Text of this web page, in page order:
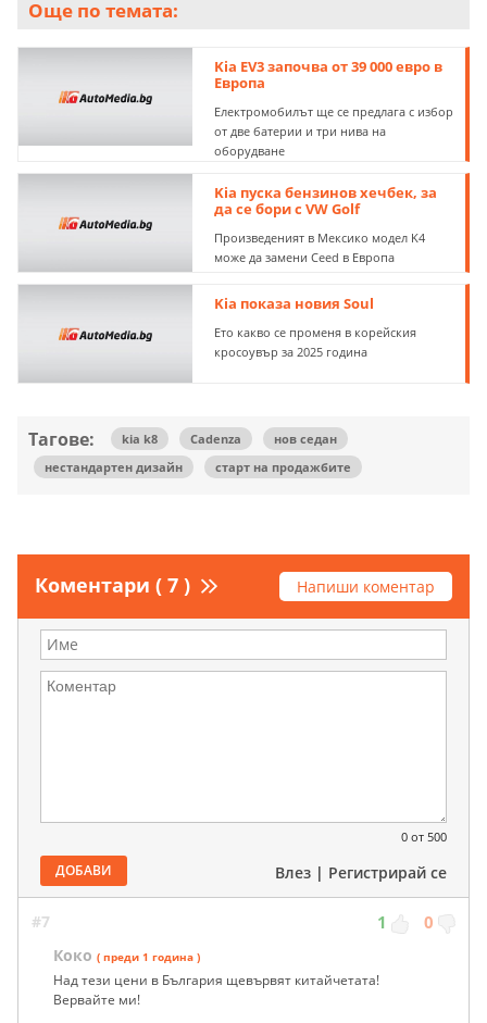
Още по темата:
Kia EV3 започва от 39 000 евро в
Европа
Електромобилът ще се предлага с избор
от две батерии и три нива на
оборудване
Kia пуска бензинов хечбек, за
да се бори с VW Golf
Произведеният в Мексико модел K4
може да замени Ceed в Европа
Kia показа новия Soul
Ето какво се променя в корейския
кросоувър за 2025 година
Тагове: kia k8 Cadenza
нов седан
нестандартен дизайн
старт на продажбите
Коментари ( 7 ) Напиши коментар
0 от 500
ДОБАВИ Влез Регистрирай се
#7 1 0
Коко ( преди 1 година )
Над тези цени в България щевървят китайчетата!
Вервайте ми!